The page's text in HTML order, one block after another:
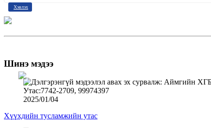
Хэвлэх
Шинэ мэдээ
2025/01/04
Хүүхдийн тусламжийн утас